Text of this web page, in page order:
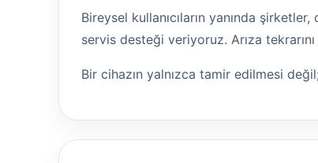
Bireysel kullanıcıların yanında
servis desteği veriyoruz. Arıza
Bir cihazın yalnızca tamir edilmesi